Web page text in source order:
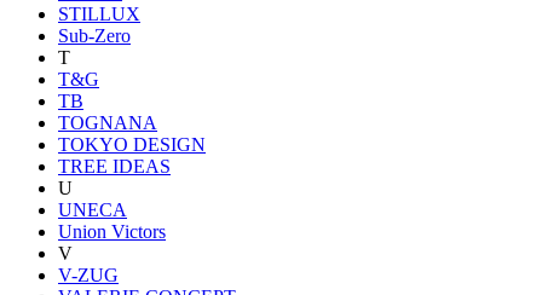
STILLUX
Sub-Zero
T
T&G
TB
TOGNANA
TOKYO DESIGN
TREE IDEAS
U
UNECA
Union Victors
V
V-ZUG